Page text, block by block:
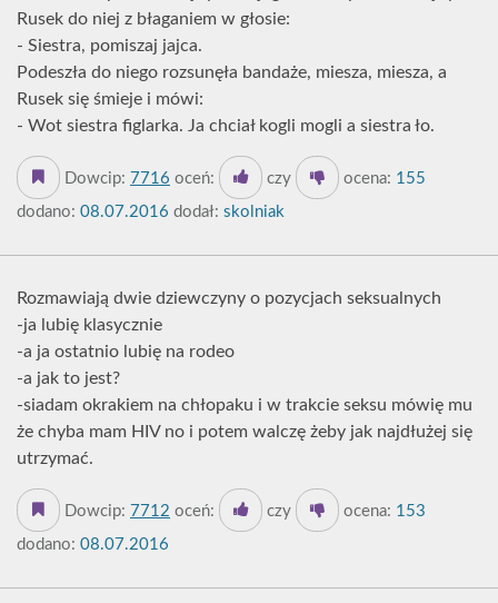
Rusek do niej z błaganiem w głosie:
- Siestra, pomiszaj jajca.
Podeszła do niego rozsunęła bandaże, miesza, miesza, a
Rusek się śmieje i mówi:
- Wot siestra figlarka. Ja chciał kogli mogli a siestra ło.
Dowcip: 7716 oceń: czy ocena: 155
dodano: 08.07.2016 dodał: skolniak
Rozmawiają dwie dziewczyny o pozycjach seksualnych
-ja lubię klasycznie
-a ja ostatnio lubię na rodeo
-a jak to jest?
-siadam okrakiem na chłopaku i w trakcie seksu mówię mu
że chyba mam HIV no i potem walczę żeby jak najdłużej się
utrzymać.
Dowcip: 7712 oceń: czy ocena: 153
dodano: 08.07.2016